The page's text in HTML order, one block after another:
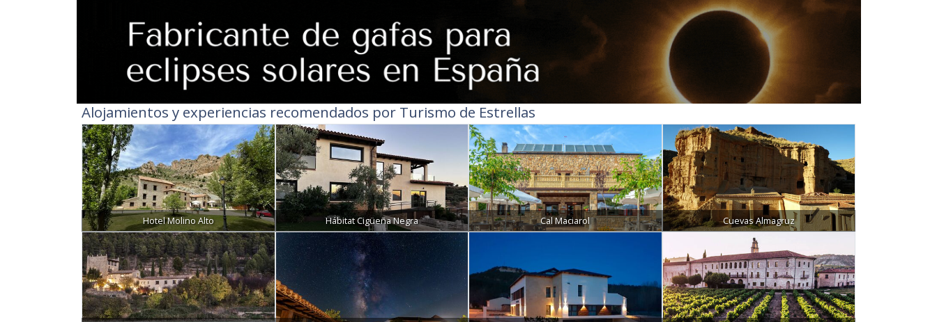
Alojamientos y experiencias recomendados por Turismo de Estrellas
Hotel Molino Alto Hábitat Cigüeña Negra Cal Maciarol Cuevas Almagruz